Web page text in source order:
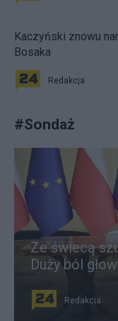
Kaczyński znowu
Bosaka
Redakcja
#Sondaż
Ze świecą
Duży ból
Redakcja